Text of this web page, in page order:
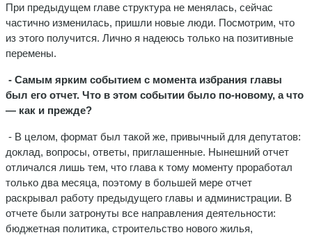
При предыдущем главе структура не менялась, сейчас
частично изменилась, пришли новые люди. Посмотрим, что
из этого получится. Лично я надеюсь только на позитивные
перемены.
- Самым ярким событием с момента избрания главы
был его отчет. Что в этом событии было по-новому, а что
— как и прежде?
- В целом, формат был такой же, привычный для депутатов:
доклад, вопросы, ответы, приглашенные. Нынешний отчет
отличался лишь тем, что глава к тому моменту проработал
только два месяца, поэтому в большей мере отчет
раскрывал работу предыдущего главы и администрации. В
отчете были затронуты все направления деятельности:
бюджетная политика, строительство нового жилья,